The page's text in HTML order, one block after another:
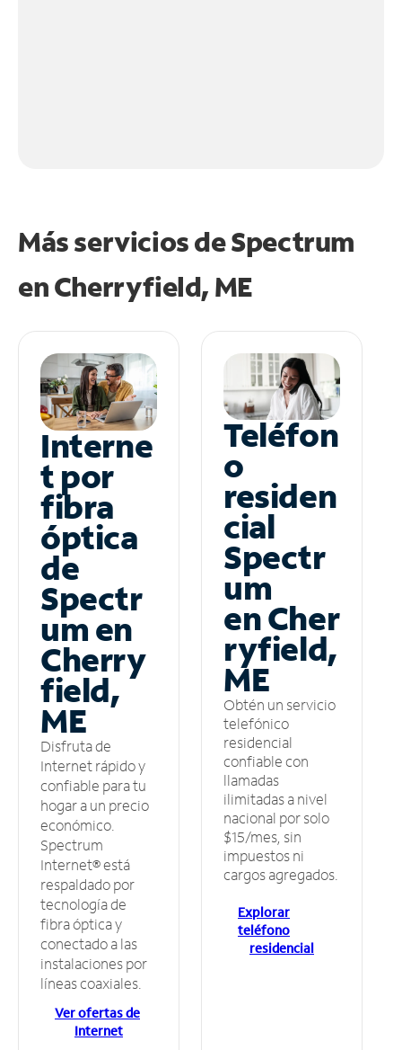
Más servicios de Spectrum
enCherryfield, ME
Interne
t por
fibra
óptica
de
Spectr
um en
Cherry
field,
ME
Disfruta de
Internet rápido y
confiable para tu
hogar a un precio
económico.
Spectrum
Internet® está
respaldado por
tecnología de
fibra óptica y
conectado a las
instalaciones por
líneas coaxiales.
Ver ofertas de
Internet
Teléfon
o
residen
cial
Spectr
um
en Cher
ryfield,
ME
Obtén un servicio
telefónico
residencial
confiable con
llamadas
ilimitadas a nivel
nacional por solo
$15/mes, sin
impuestos ni
cargos agregados.
Explorar
teléfono
residencial